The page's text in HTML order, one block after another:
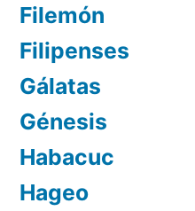
Filemón
Filipenses
Gálatas
Génesis
Habacuc
Hageo